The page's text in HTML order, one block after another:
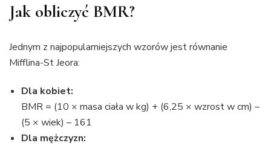
Jak obliczyć BMR?
Jednym z najpopularniejszych wzorów jest równanie
Mifflina-St Jeora:
Dla kobiet:
BMR = (10 × masa ciała w kg) + (6,25 × wzrost w cm) –
(5 × wiek) – 161
Dla mężczyzn: